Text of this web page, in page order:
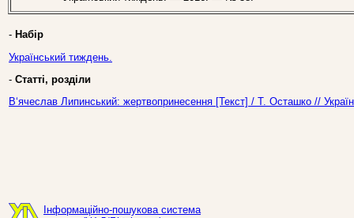
- Набір
Український тиждень.
- Статті, розділи
В‘ячеслав Липинський: жертвопринесення [Текст] / Т. Осташко //
Інформаційно-пошукова система